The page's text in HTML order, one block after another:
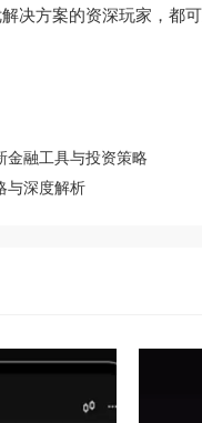
决方案的资深玩家，都
金融工具与投资策略
与深度解析